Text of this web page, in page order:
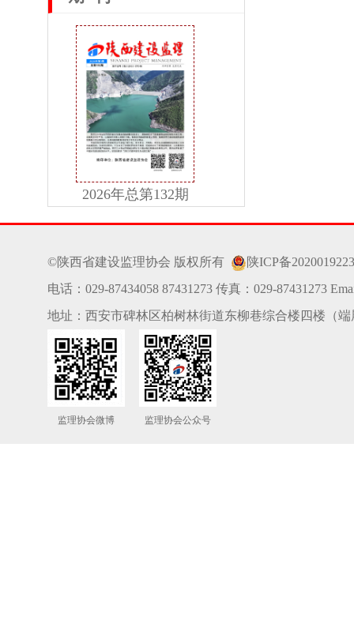
2026年总第132期
©陕西省建设监理协会 版权所有
陕ICP备
电话：029-87434058 87431273 传真：029-87431273
地址：西安市碑林区柏树林街道东柳巷综合楼四楼（
监理协会微博 监理协会公众号